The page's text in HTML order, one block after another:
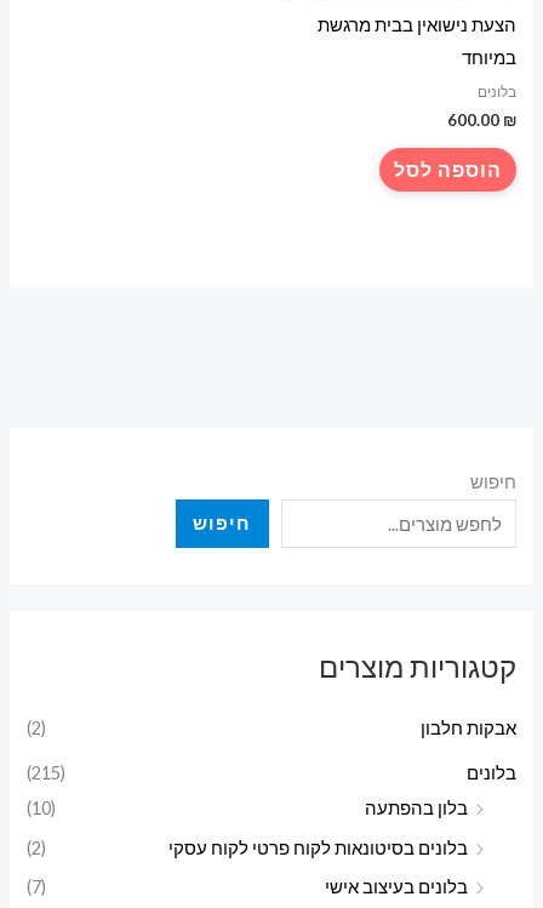
חיפוש
חיפוש
קטגוריות מוצרים
אבקות חלבון (2)
בלונים
(215)
בלון בהפתעה
(10)
בלונים בסיטונאות לקוח פרטי לקוח עסקי
(2)
בלונים בעיצוב אישי
(7)
הצעת נישואין בבית מרגשת
במיוחד
בלונים
600.00 ₪
הוספה לסל